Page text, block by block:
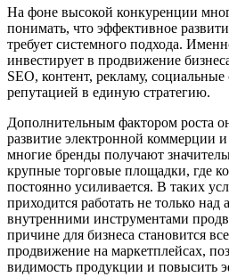
На фоне высокой конкуренции
понимать, что эффективное
требует системного подхода.
инвестирует в продвижение
SEO, контент, рекламу, социальные
репутацией в единую стратегию.
Дополнительным фактором роста
развитие электронной коммерции
многие бренды получают
крупные торговые площадки, где
постоянно усиливается. В таких
приходится работать не только
внутренними инструментами
причине для бизнеса становится
продвижение на маркетплейсах,
видимость продукции и повысить